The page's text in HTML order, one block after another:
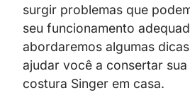
surgir problemas que
seu funcionamento
abordaremos algumas
ajudar você a consertar
costura Singer em casa.